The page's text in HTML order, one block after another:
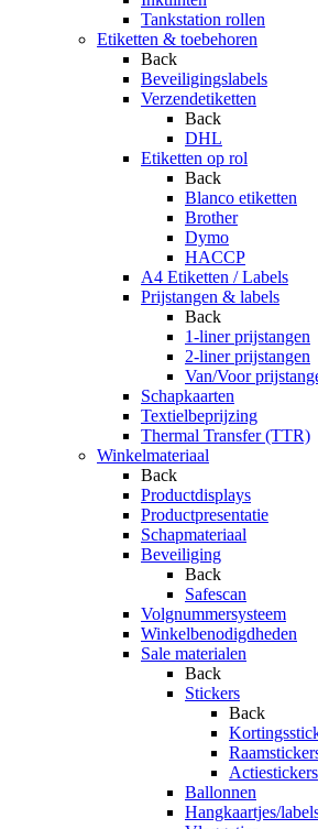
Tankstation rollen
Etiketten & toebehoren
Back
Beveiligingslabels
Verzendetiketten
Back
DHL
Etiketten op rol
Back
Blanco etiketten
Brother
Dymo
HACCP
A4 Etiketten / Labels
Prijstangen & labels
Back
1-liner prijstangen
2-liner prijstangen
Van/Voor
Schapkaarten
Textielbeprijzing
Thermal Transfer (TTR)
Winkelmateriaal
Back
Productdisplays
Productpresentatie
Schapmateriaal
Beveiliging
Back
Safescan
Volgnummersysteem
Winkelbenodigdheden
Sale materialen
Back
Stickers
Back
Actiestickers
Ballonnen
Hangkaartjes/